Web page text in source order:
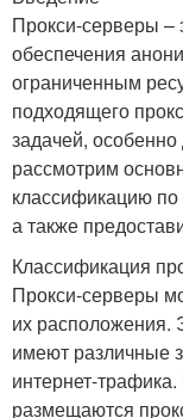
Прокси-серверы –
обеспечения
ограниченным
подходящего
задачей,
рассмотрим
классификацию
а также
Классификация
Прокси-серверы
их расположения.
имеют различные
интернет-
размещаются